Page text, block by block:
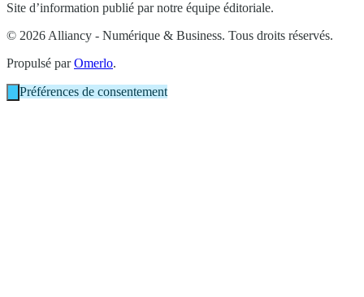
Site d’information publié par notre équipe éditoriale.
© 2026 Alliancy - Numérique & Business. Tous droits réservés.
Propulsé parOmerlo.
Préférences de consentement